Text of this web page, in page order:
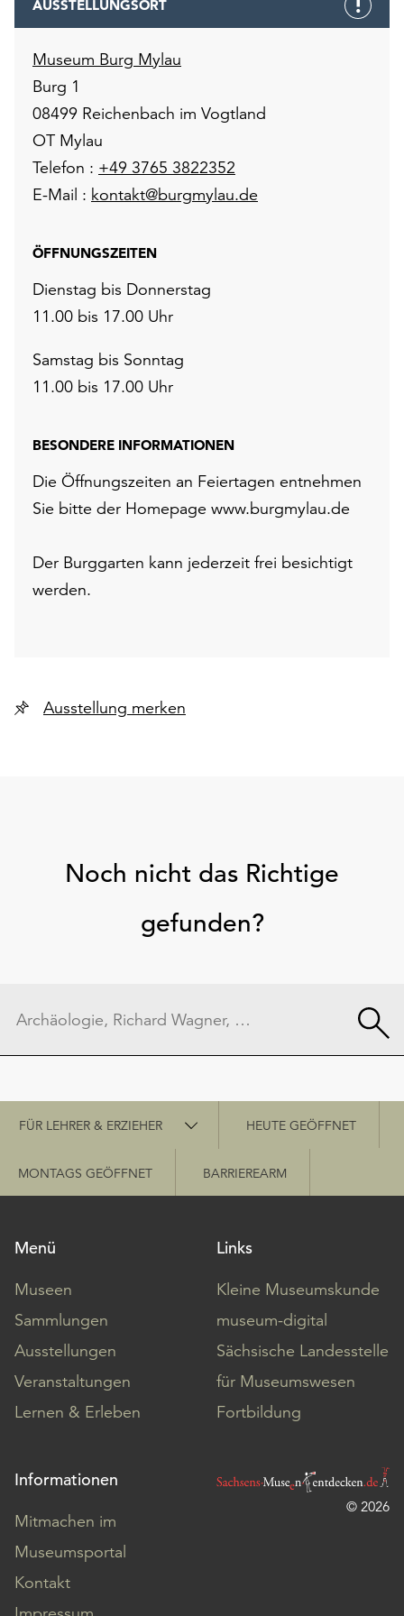
AUSSTELLUNGSORT
Museum Burg Mylau
Burg 1
08499 Reichenbach im Vogtland
OT Mylau
Telefon : +49 3765 3822352
E-Mail : kontakt@burgmylau.de
ÖFFNUNGSZEITEN
Dienstag bis Donnerstag
11.00 bis 17.00 Uhr
Samstag bis Sonntag
11.00 bis 17.00 Uhr
BESONDERE INFORMATIONEN
Die Öffnungszeiten an Feiertagen entnehmen
Sie bitte der Homepage www.burgmylau.de
Der Burggarten kann jederzeit frei besichtigt
werden.
Ausstellung merken
Noch nicht das Richtige
gefunden?
Schnellzugriff
FÜR LEHRER & ERZIEHER HEUTE GEÖFFNET
MONTAGS GEÖFFNET BARRIEREARM
Menü
Museen
Sammlungen
Ausstellungen
Veranstaltungen
Lernen & Erleben
Links
Kleine Museumskunde
museum-digital
Sächsische Landesstelle
für Museumswesen
Fortbildung
Informationen
Mitmachen im
Museumsportal
Kontakt
© 2026